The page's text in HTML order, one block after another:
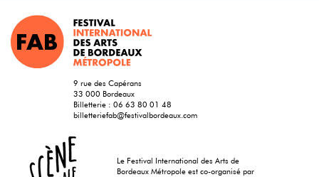
9 rue des Capérans
33 000 Bordeaux
Billetterie : 06 63 80 01 48
billetteriefab@festivalbordeaux.com
Le Festival International des Arts de
Bordeaux Métropole est co-organisé par